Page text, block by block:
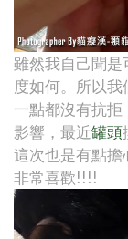
雖然我自己聞是
度如何。所以
一點都沒有抗
影響，最近罐頭
這次也是有點
非常喜歡!!!!